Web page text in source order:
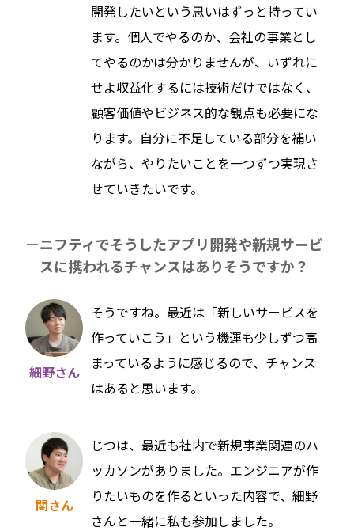
開発したいという思いはずっと持ってい
ます。個人でやるのか、会社の事業とし
てやるのかは分かりませんが、いずれに
せよ収益化するには技術だけではなく、
顧客価値やビジネス的な観点も必要にな
ります。自分に不足している部分を補い
ながら、やりたいことを一つずつ実現さ
せていきたいです。
ニフティでそうしたアプリ開発や新規サービ
スに携われるチャンスはありそうですか？
細野さん
そうですね。最近は「新しいサービスを
作っていこう」という機運も少しずつ高
まっているように感じるので、チャンス
はあると思います。
関さん
じつは、最近も社内で新規事業関連のハ
ッカソンがありました。エンジニアが作
りたいものを作るといった内容で、細野
さんと一緒に私も参加しました。